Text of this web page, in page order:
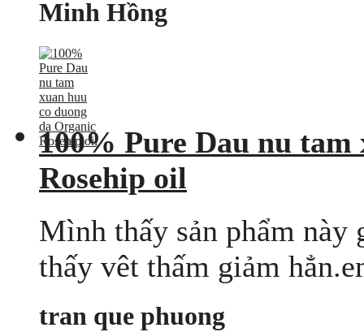
Minh Hồng
100% Pure Dau nu
Rosehip oil
Mình thấy sản phẩm này
thấy vêt thấm giảm
tran que phuong